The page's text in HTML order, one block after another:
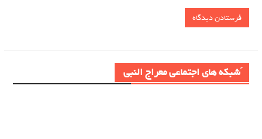
َشبکه های اجتماعی معراج النبی